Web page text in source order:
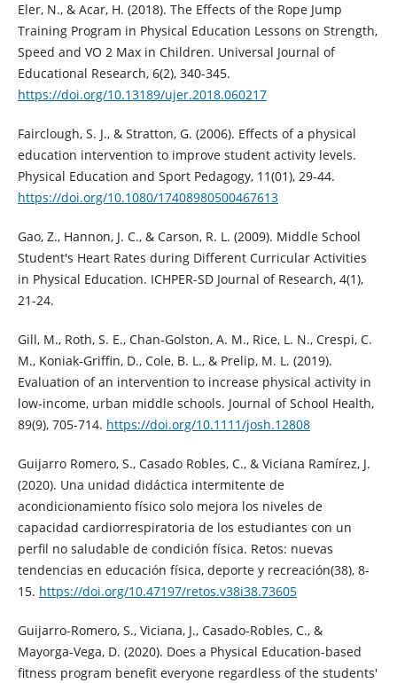
Eler, N., & Acar, H. (2018). The Effects of the Rope Jump
Training Program in Physical Education Lessons on Strength,
Speed and VO 2 Max in Children. Universal Journal of
Educational Research, 6(2), 340-345.
https://doi.org/10.13189/ujer.2018.060217
Fairclough, S. J., & Stratton, G. (2006). Effects of a physical
education intervention to improve student activity levels.
Physical Education and Sport Pedagogy, 11(01), 29-44.
https://doi.org/10.1080/17408980500467613
Gao, Z., Hannon, J. C., & Carson, R. L. (2009). Middle School
Student's Heart Rates during Different Curricular Activities
in Physical Education. ICHPER-SD Journal of Research, 4(1),
21-24.
Gill, M., Roth, S. E., Chan‐Golston, A. M., Rice, L. N., Crespi, C.
M., Koniak‐Griffin, D., Cole, B. L., & Prelip, M. L. (2019).
Evaluation of an intervention to increase physical activity in
low‐income, urban middle schools. Journal of School Health,
89(9), 705-714. https://doi.org/10.1111/josh.12808
Guijarro Romero, S., Casado Robles, C., & Viciana Ramírez, J.
(2020). Una unidad didáctica intermitente de
acondicionamiento físico solo mejora los niveles de
capacidad cardiorrespiratoria de los estudiantes con un
perfil no saludable de condición física. Retos: nuevas
tendencias en educación física, deporte y recreación(38), 8-
15. https://doi.org/10.47197/retos.v38i38.73605
Guijarro-Romero, S., Viciana, J., Casado-Robles, C., &
Mayorga-Vega, D. (2020). Does a Physical Education-based
fitness program benefit everyone regardless of the students'